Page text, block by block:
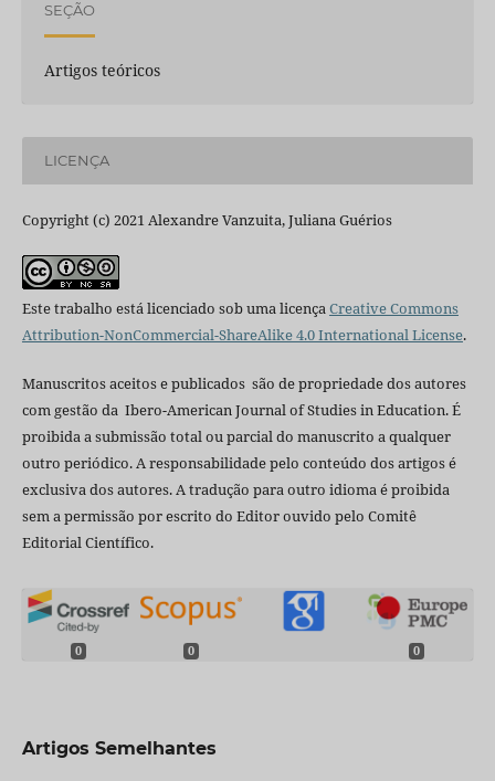
SEÇÃO
Artigos teóricos
LICENÇA
Copyright (c) 2021 Alexandre Vanzuita, Juliana Guérios
Este trabalho está licenciado sob uma licençaCreative Commons
Attribution-NonCommercial-ShareAlike 4.0 International License.
Manuscritos aceitos e publicados são de propriedade dos autores
com gestão da Ibero-American Journal of Studies in Education. É
proibida a submissão total ou parcial do manuscrito a qualquer
outro periódico. A responsabilidade pelo conteúdo dos artigos é
exclusiva dos autores. A tradução para outro idioma é proibida
sem a permissão por escrito do Editor ouvido pelo Comitê
Editorial Científico.
0 0 0
Artigos Semelhantes